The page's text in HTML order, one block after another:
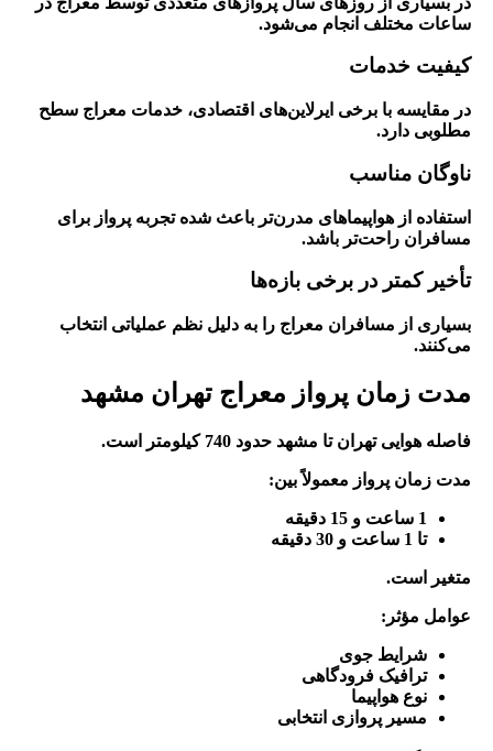
ساعات مختلف انجام می‌شود.
کیفیت خدمات
در مقایسه با برخی ایرلاین‌های اقتصادی، خدمات معراج سطح
مطلوبی دارد.
ناوگان مناسب
استفاده از هواپیماهای مدرن‌تر باعث شده تجربه پرواز برای
مسافران راحت‌تر باشد.
تأخیر کمتر در برخی بازه‌ها
بسیاری از مسافران معراج را به دلیل نظم عملیاتی انتخاب
می‌کنند.
مدت زمان پرواز معراج تهران مشهد
فاصله هوایی تهران تا مشهد حدود 740 کیلومتر است.
مدت زمان پرواز معمولاً بین:
1 ساعت و 15 دقیقه
تا 1 ساعت و 30 دقیقه
متغیر است.
عوامل مؤثر:
شرایط جوی
ترافیک فرودگاهی
نوع هواپیما
مسیر پروازی انتخابی